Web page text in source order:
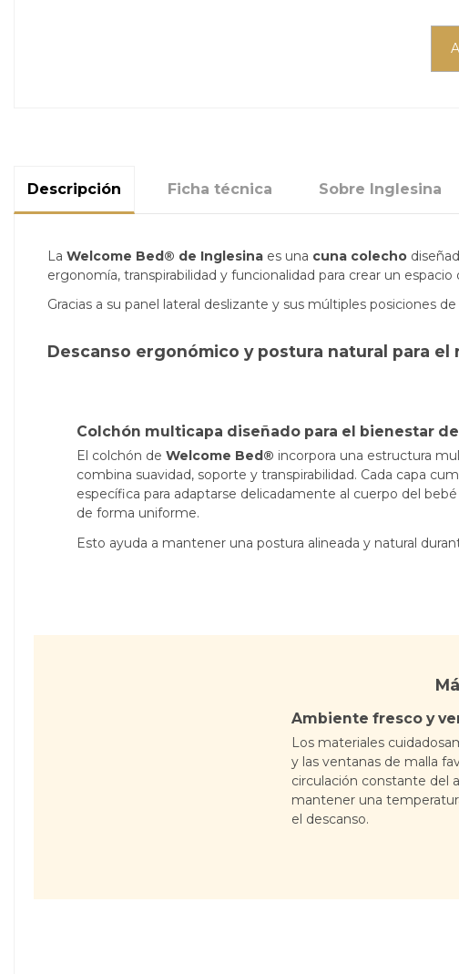
Descripción Ficha técnica Sobre Inglesina
La Welcome Bed® de Inglesina es una cuna colecho
ergonomía, transpirabilidad y funcionalidad para crear un
Gracias a su panel lateral deslizante y sus múltiples posiciones
Descanso ergonómico y postura natural para el
Colchón multicapa diseñado para el bienestar
El colchón de Welcome Bed® incorpora una estructura
combina suavidad, soporte y transpirabilidad. Cada capa
específica para adaptarse delicadamente al cuerpo del
de forma uniforme.
Esto ayuda a mantener una postura alineada y natural
Ambiente fresco y
Los materiales
y las ventanas de malla
circulación constante del
mantener una
el descanso.